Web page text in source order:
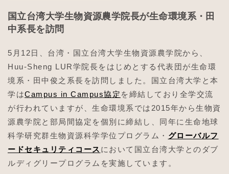
国立台湾大学生物資源農学院長が生命環境系・田
中系長を訪問
5月12日、台湾・国立台湾大学生物資源農学院から、
Huu-Sheng LUR学院長をはじめとする代表団が生命環
境系・田中俊之系長を訪問しました。国立台湾大学と本
学はCampus in Campus協定 を締結しており全学交流
が行われていますが、生命環境系では2015年から生物資
源農学院と部局間協定を個別に締結し、同年に生命地球
科学研究群生物資源科学学位プログラム・ グローバルフ
ードセキュリティコース において国立台湾大学とのダブ
ルディグリープログラムを実施しています。